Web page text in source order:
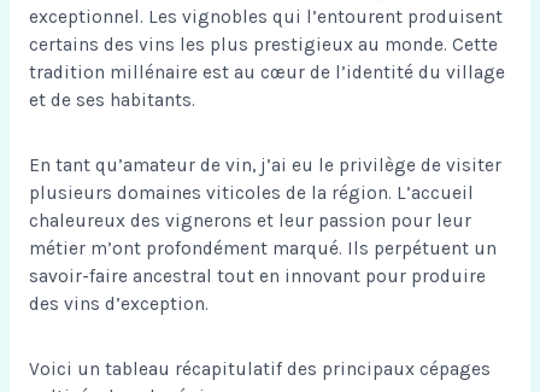
exceptionnel. Les vignobles qui l’entourent produisent
certains des vins les plus prestigieux au monde. Cette
tradition millénaire est au cœur de l’identité du village
et de ses habitants.
En tant qu’amateur de vin, j’ai eu le privilège de visiter
plusieurs domaines viticoles de la région. L’accueil
chaleureux des vignerons et leur passion pour leur
métier m’ont profondément marqué. Ils perpétuent un
savoir-faire ancestral tout en innovant pour produire
des vins d’exception.
Voici un tableau récapitulatif des principaux cépages